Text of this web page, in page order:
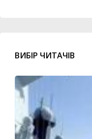
ВИБІР ЧИТАЧІВ